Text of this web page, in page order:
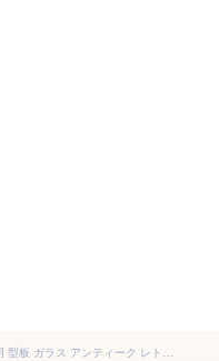
ペンダントライト 1灯 照明器具 間接照明 型板 ガラス アンティーク レトロ 星 星形 星型 ペンダントライト キッチン 吊り下げ 照明 寝室 内玄関 トイレ 北欧 ダイニング用 食卓用 ベッドルーム 天井照明 LED対応